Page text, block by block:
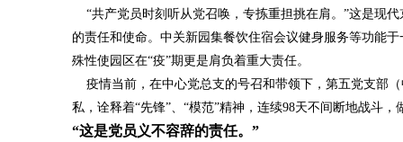
“共产党员时刻听从党召唤，专拣重担挑在肩。”这是现
的责任和使命。中关新园集餐饮住宿会议健身服务等功能
殊性使园区在“疫”期更是肩负着重大责任。
疫情当前，在中心党总支的号召和带领下，第五党支部
私，诠释着“先锋”、“模范”精神，连续98天不间断地战斗，
“这是党员义不容辞的责任。”